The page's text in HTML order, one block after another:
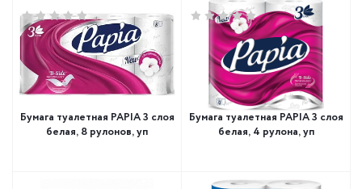
Бумага туалетная PAPIA 3 слоя
белая, 8 рулонов, уп
Бумага туалетная PAPIA 3 слоя
белая, 4 рулона, уп